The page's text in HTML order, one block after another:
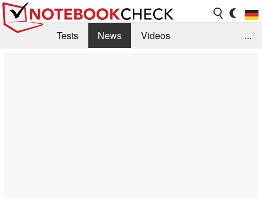
Tests News
Videos
...